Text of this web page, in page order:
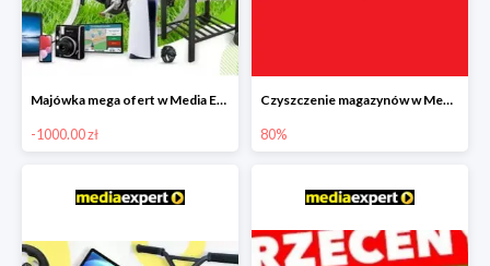
Majówka mega ofert w Media Expert do -1000 zł
-1000.00 zł
Czyszczenie magazynów w Media Expert do -80%
80%